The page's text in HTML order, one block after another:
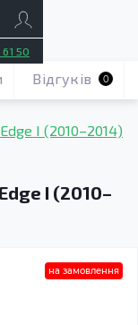
50
Edge I (2010–2014)
I (2010–
Відгуків 0
на замовлення